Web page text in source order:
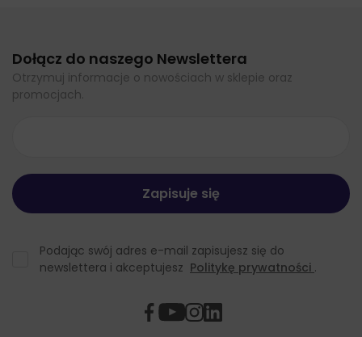
Dołącz do naszego Newslettera
Otrzymuj informacje o nowościach w sklepie oraz
promocjach.
Podając swój adres e-mail zapisujesz się do
newslettera i akceptujesz Politykę prywatności .